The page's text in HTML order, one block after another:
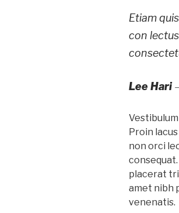
Etiam
con
Lee Hari
Proin
non orci
placerat
amet nibh
venenatis.